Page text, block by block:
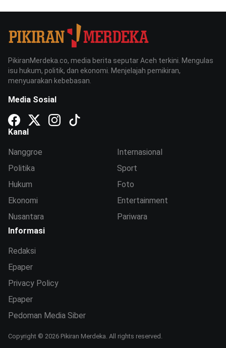
PikiranMerdeka.co, media berita seputar Aceh terkini. Mengulas
isu hukum, politik, dan ekonomi. Menjelajah pemikiran,
menyuarakan kebebasan.
Media Sosial
Kanal
Nanggroe
Politika
Hukum
Ekonomi
Nusantara
Internasional
Sport
Foto
Entertainment
Pariwara
Informasi
Redaksi
Epaper
Privacy Policy
Epaper
Pedoman Media Siber
Copyright © 2026 Pikiran Merdeka. All rights reserved.